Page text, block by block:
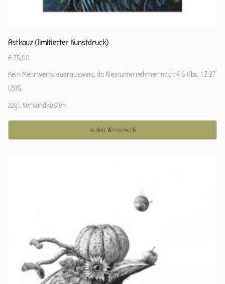
Astkauz (limitierter Kunstdruck)
€ 75,00
Kein Mehrwertsteuerausweis, da Kleinunternehmer nach § 6 Abs. 1 Z 27
UStG.
zzgl.Versandkosten
In den Warenkorb